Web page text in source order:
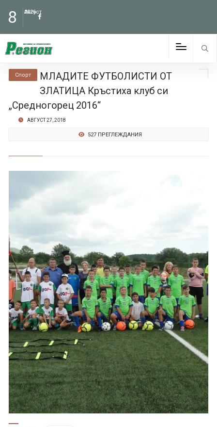
8 Август
2026
Спорт
МЛАДИТЕ ФУТБОЛИСТИ ОТ
ЗЛАТИЦА Кръстиха клуб си
„Средногорец 2016“
АВГУСТ 27, 2018
527 ПРЕГЛЕЖДАНИЯ